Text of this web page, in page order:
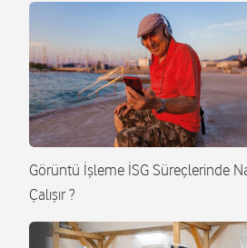
Görüntü İşleme İSG Süreçlerinde
Çalışır ?